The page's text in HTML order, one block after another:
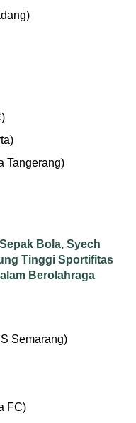
Tangerang)
Bola, Syech
Tinggi Sportifitas
Berolahraga
Semarang)
FC)